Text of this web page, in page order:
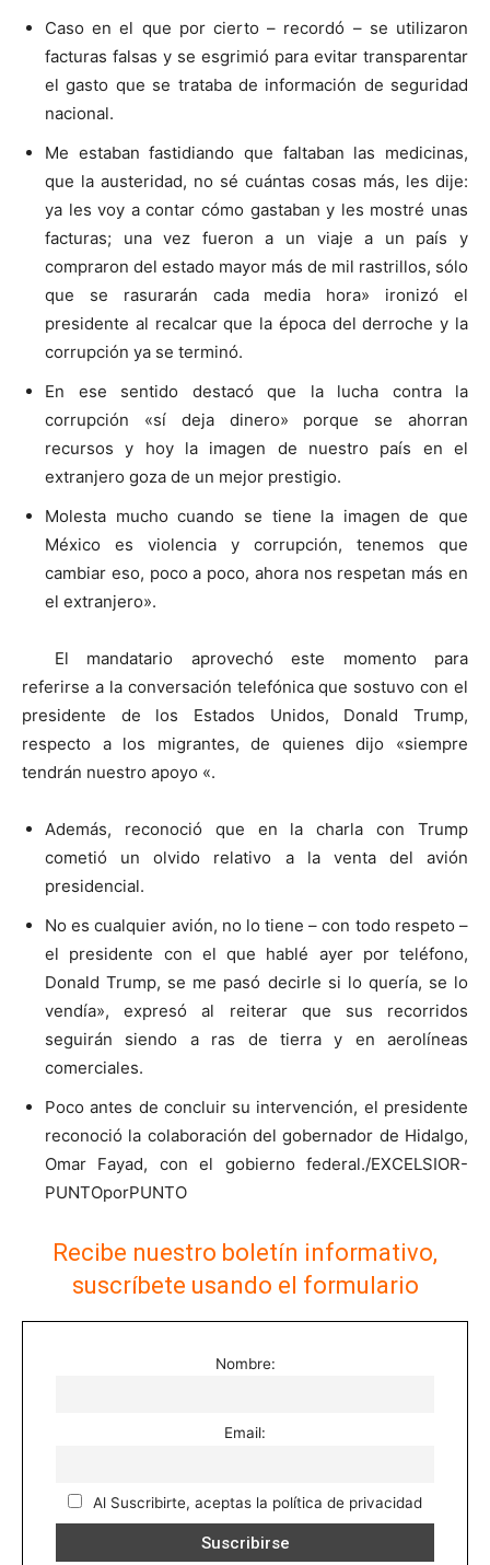
Caso en el que por cierto – recordó – se utilizaron
facturas falsas y se esgrimió para evitar transparentar
el gasto que se trataba de información de seguridad
nacional.
Me estaban fastidiando que faltaban las medicinas,
que la austeridad, no sé cuántas cosas más, les dije:
ya les voy a contar cómo gastaban y les mostré unas
facturas; una vez fueron a un viaje a un país y
compraron del estado mayor más de mil rastrillos, sólo
que se rasurarán cada media hora» ironizó el
presidente al recalcar que la época del derroche y la
corrupción ya se terminó.
En ese sentido destacó que la lucha contra la
corrupción «sí deja dinero» porque se ahorran
recursos y hoy la imagen de nuestro país en el
extranjero goza de un mejor prestigio.
Molesta mucho cuando se tiene la imagen de que
México es violencia y corrupción, tenemos que
cambiar eso, poco a poco, ahora nos respetan más en
el extranjero».
El mandatario aprovechó este momento para
referirse a la conversación telefónica que sostuvo con el
presidente de los Estados Unidos, Donald Trump,
respecto a los migrantes, de quienes dijo «siempre
tendrán nuestro apoyo «.
Además, reconoció que en la charla con Trump
cometió un olvido relativo a la venta del avión
presidencial.
No es cualquier avión, no lo tiene – con todo respeto –
el presidente con el que hablé ayer por teléfono,
Donald Trump, se me pasó decirle si lo quería, se lo
vendía», expresó al reiterar que sus recorridos
seguirán siendo a ras de tierra y en aerolíneas
comerciales.
Poco antes de concluir su intervención, el presidente
reconoció la colaboración del gobernador de Hidalgo,
Omar Fayad, con el gobierno federal./EXCELSIOR-
PUNTOporPUNTO
Recibe nuestro boletín informativo,
suscríbete usando el formulario
Nombre:
Email:
Al Suscribirte, aceptas la política de privacidad